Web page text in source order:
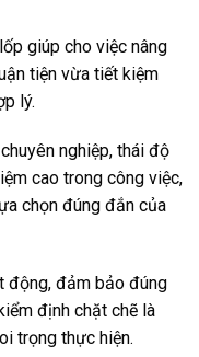
giúp cho việc nâng
tiện vừa tiết kiệm
lý.
nghiệp, thái độ
cao trong công việc,
chọn đúng đắn của
động, đảm bảo đúng
định chặt chẽ là
trọng thực hiện.